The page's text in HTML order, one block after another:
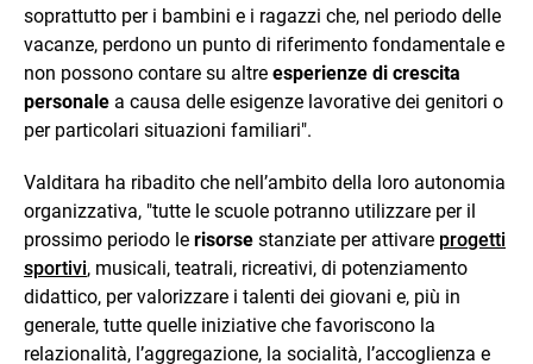
soprattutto per i bambini e i ragazzi che, nel periodo delle
vacanze, perdono un punto di riferimento fondamentale e
non possono contare su altre esperienze di crescita
personale a causa delle esigenze lavorative dei genitori o
per particolari situazioni familiari".
Valditara ha ribadito che nell’ambito della loro autonomia
organizzativa, "tutte le scuole potranno utilizzare per il
prossimo periodo le risorse stanziate per attivare progetti
sportivi, musicali, teatrali, ricreativi, di potenziamento
didattico, per valorizzare i talenti dei giovani e, più in
generale, tutte quelle iniziative che favoriscono la
relazionalità, l’aggregazione, la socialità, l’accoglienza e